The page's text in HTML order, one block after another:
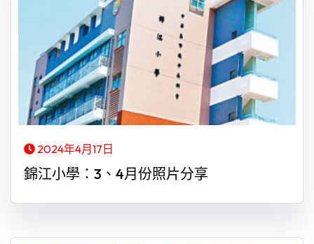
2024年4月17日
錦江小學：3、4月份照片分享